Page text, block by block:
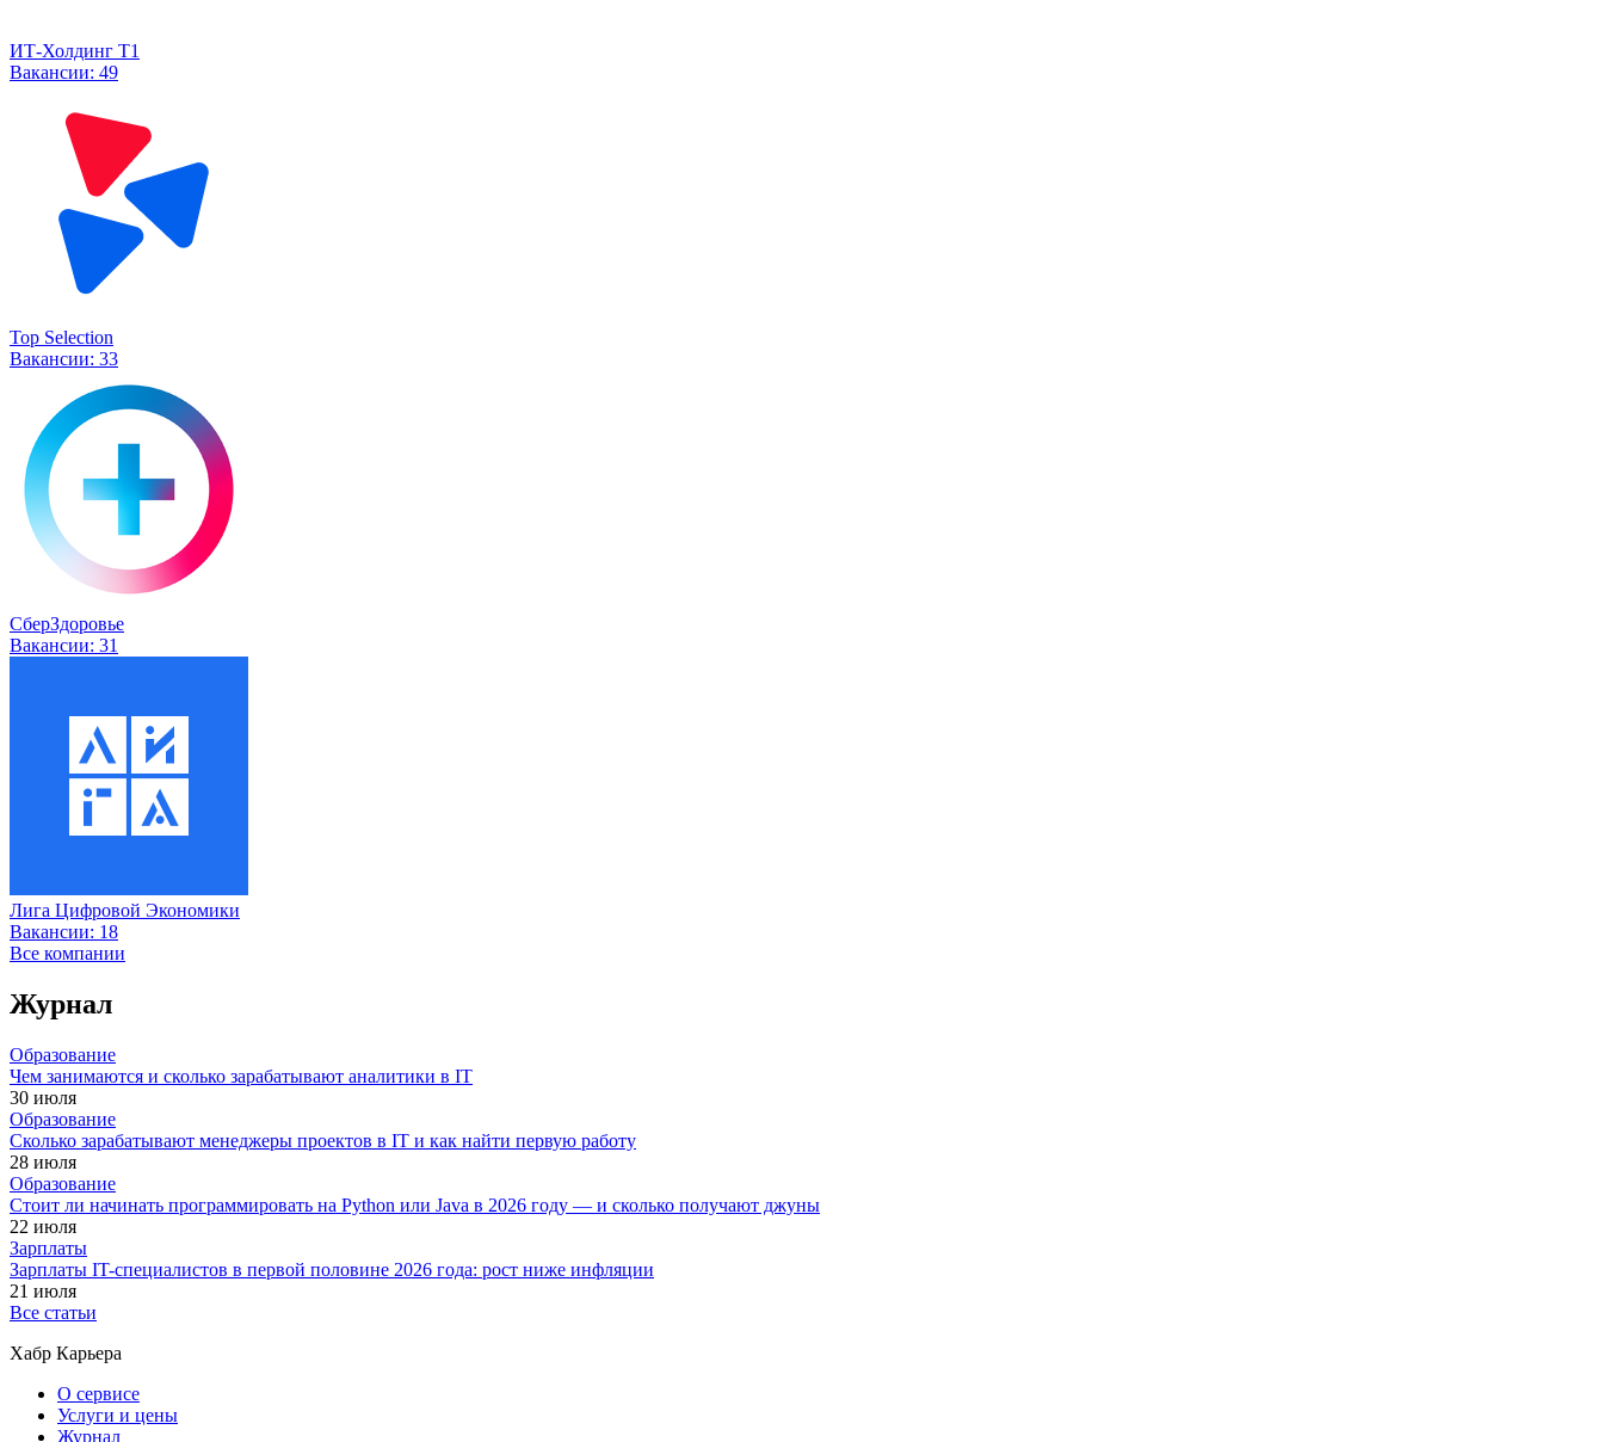
ИТ-Холдинг Т1
Вакансии: 49
Top Selection
Вакансии: 33
СберЗдоровье
Вакансии: 31
Лига Цифровой Экономики
Вакансии: 18
Все компании
Журнал
Образование
Чем занимаются и сколько зарабатывают аналитики в IT
30 июля
Образование
Сколько зарабатывают менеджеры проектов в IT и как найти первую работу
28 июля
Образование
Стоит ли начинать программировать на Python или Java в 2026 году — и сколько получают джуны
22 июля
Зарплаты
Зарплаты IT-специалистов в первой половине 2026 года: рост ниже инфляции
21 июля
Все статьи
Хабр Карьера
О сервисе
Услуги и цены
Журнал